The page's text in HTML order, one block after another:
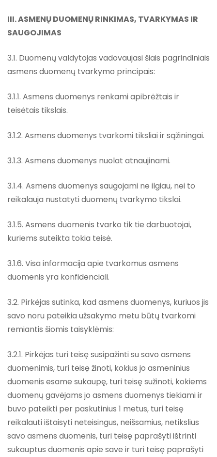
III. ASMENŲ DUOMENŲ RINKIMAS, TVARKYMAS IR
SAUGOJIMAS
3.1. Duomenų valdytojas vadovaujasi šiais pagrindiniais
asmens duomenų tvarkymo principais:
3.1.1. Asmens duomenys renkami apibrėžtais ir
teisėtais tikslais.
3.1.2. Asmens duomenys tvarkomi tiksliai ir sąžiningai.
3.1.3. Asmens duomenys nuolat atnaujinami.
3.1.4. Asmens duomenys saugojami ne ilgiau, nei to
reikalauja nustatyti duomenų tvarkymo tikslai.
3.1.5. Asmens duomenis tvarko tik tie darbuotojai,
kuriems suteikta tokia teisė.
3.1.6. Visa informacija apie tvarkomus asmens
duomenis yra konfidenciali.
3.2. Pirkėjas sutinka, kad asmens duomenys, kuriuos jis
savo noru pateikia užsakymo metu būtų tvarkomi
remiantis šiomis taisyklėmis:
3.2.1. Pirkėjas turi teisę susipažinti su savo asmens
duomenimis, turi teisę žinoti, kokius jo asmeninius
duomenis esame sukaupę, turi teisę sužinoti, kokiems
duomenų gavėjams jo asmens duomenys tiekiami ir
buvo pateikti per paskutinius 1 metus, turi teisę
reikalauti ištaisyti neteisingus, neišsamius, netikslius
savo asmens duomenis, turi teisę paprašyti ištrinti
sukauptus duomenis apie save ir turi teisę paprašyti